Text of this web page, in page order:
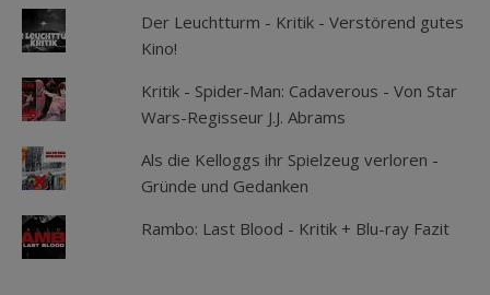
Der Leuchtturm - Kritik - Verstörend gutes
Kino!
Kritik - Spider-Man: Cadaverous - Von Star
Wars-Regisseur J.J. Abrams
Als die Kelloggs ihr Spielzeug verloren -
Gründe und Gedanken
Rambo: Last Blood - Kritik + Blu-ray Fazit